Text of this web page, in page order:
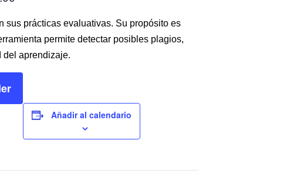
sus prácticas evaluativas. Su propósito es
permite detectar posibles plagios,
del aprendizaje.
Añadir al calendario